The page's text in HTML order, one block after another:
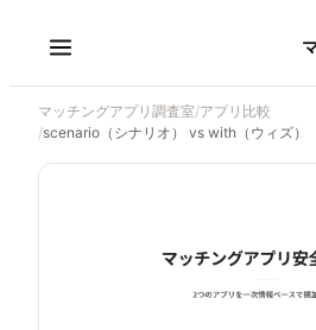
マッチングアプリ調査室/アプリ比較
/scenario（シナリオ） vs with（ウィズ）